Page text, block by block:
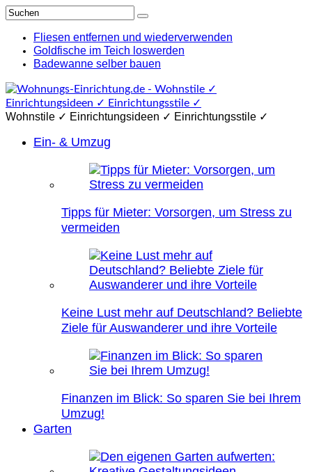
Fliesen entfernen und wiederverwenden
Goldfische im Teich loswerden
Badewanne selber bauen
Wohnstile ✓ Einrichtungsideen ✓ Einrichtungsstile ✓
Ein- & Umzug
Tipps für Mieter: Vorsorgen, um Stress zu
vermeiden
Keine Lust mehr auf Deutschland? Beliebte
Ziele für Auswanderer und ihre Vorteile
Finanzen im Blick: So sparen Sie bei Ihrem
Umzug!
Garten